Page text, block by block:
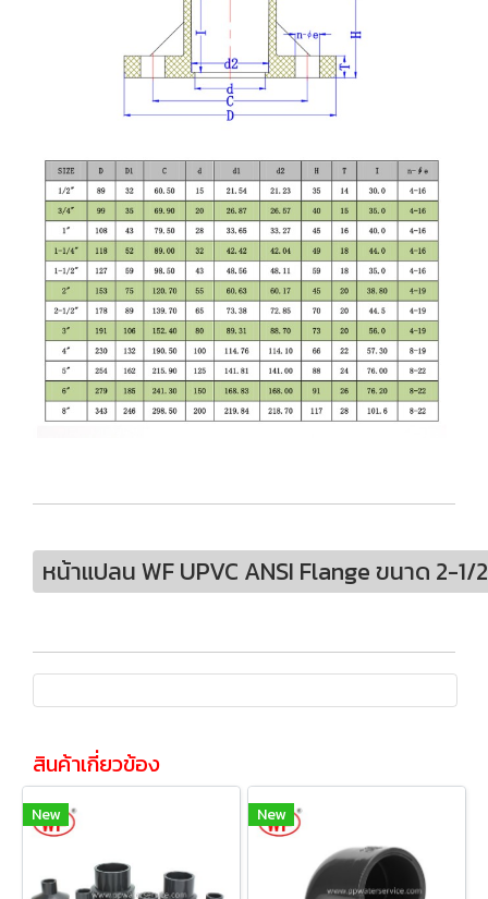
หน้าแปลน WF UPVC ANSI Flange ขนาด 2-1/
สินค้าเกี่ยวข้อง
New New